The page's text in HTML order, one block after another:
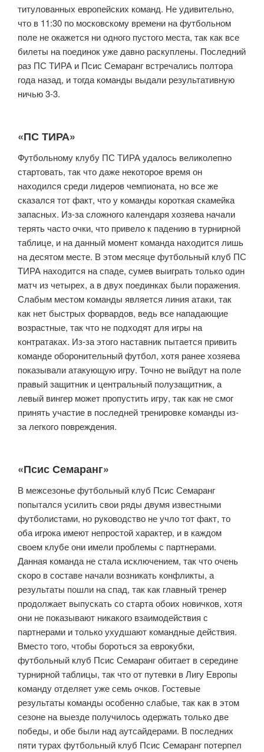
титулованных европейских команд. Не удивительно,
что в 11:30 по московскому времени на футбольном
поле не окажется ни одного пустого места, так как все
билеты на поединок уже давно раскуплены. Последний
раз ПС ТИРА и Псис Семаранг встречались полтора
года назад, и тогда команды выдали результативную
ничью 3-3.
«ПС ТИРА»
Футбольному клубу ПС ТИРА удалось великолепно
стартовать, так что даже некоторое время он
находился среди лидеров чемпионата, но все же
сказался тот факт, что у команды короткая скамейка
запасных. Из-за сложного календаря хозяева начали
терять часто очки, что привело к падению в турнирной
таблице, и на данный момент команда находится лишь
на десятом месте. В этом месяце футбольный клуб ПС
ТИРА находится на спаде, сумев выиграть только один
матч из четырех, а в двух поединках были поражения.
Слабым местом команды является линия атаки, так
как нет быстрых форвардов, ведь все нападающие
возрастные, так что не подходят для игры на
контратаках. Из-за этого наставник пытается привить
команде оборонительный футбол, хотя ранее хозяева
показывали атакующую игру. Точно не выйдут на поле
правый защитник и центральный полузащитник, а
левый вингер может пропустить игру, так как не смог
принять участие в последней тренировке команды из-
за легкого повреждения.
«Псис Семаранг»
В межсезонье футбольный клуб Псис Семаранг
попытался усилить свои ряды двумя известными
футболистами, но руководство не учло тот факт, то
оба игрока имеют непростой характер, и в каждом
своем клубе они имели проблемы с партнерами.
Данная команда не стала исключением, так что очень
скоро в составе начали возникать конфликты, а
результаты пошли на спад, так как главный тренер
продолжает выпускать со старта обоих новичков, хотя
они не показывают никакого взаимодействия с
партнерами и только ухудшают командные действия.
Вместо того, чтобы бороться за еврокубки,
футбольный клуб Псис Семаранг обитает в середине
турнирной таблицы, так что от путевки в Лигу Европы
команду отделяет уже семь очков. Гостевые
результаты команды особенно слабые, так как в этом
сезоне на выезде получилось одержать только две
победы, и обе были над аутсайдерами. В последних
пяти турах футбольный клуб Псис Семаранг потерпел